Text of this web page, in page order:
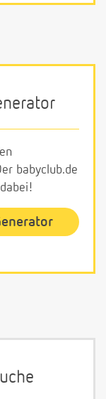
babyclub.de